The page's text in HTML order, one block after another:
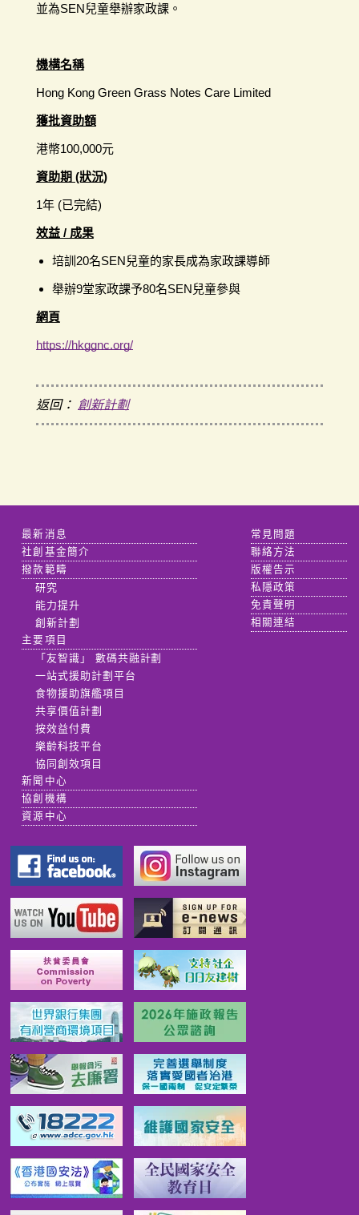
並為SEN兒童舉辦家政課。
機構名稱
Hong Kong Green Grass Notes Care Limited
獲批資助額
港幣100,000元
資助期 (狀況)
1年 (已完結)
效益 / 成果
培訓20名SEN兒童的家長成為家政課導師
舉辦9堂家政課予80名SEN兒童參與
網頁
https://hkggnc.org/
返回： 創新計劃
最新消息
社創基金簡介
撥款範疇
研究
能力提升
創新計劃
主要項目
「友智識」 數碼共融計劃
一站式援助計劃平台
食物援助旗艦項目
共享價值計劃
按效益付費
樂齡科技平台
協同創效項目
新聞中心
協創機構
資源中心
常見問題
聯絡方法
版權告示
私隱政策
免責聲明
相關連結